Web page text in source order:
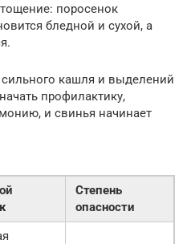
поросенок
бледной и сухой, а
сильного кашля и выделений
профилактику,
и свинья начинает
Степень
опасности